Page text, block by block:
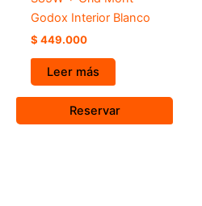
Godox Interior Blanco
$ 449.000
Leer más
Reservar